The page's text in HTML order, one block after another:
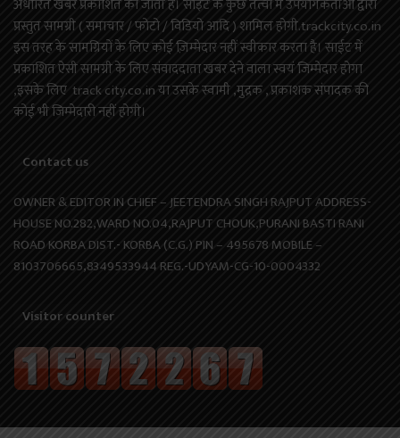
अधारित खबरें प्रकाशित की जाती है। साइट के कुछ तत्वों में उपयोगकर्ताओं द्वारा
प्रस्तुत सामग्री ( समाचार / फोटो / विडियो आदि ) शामिल होगी.trackcity.co.in
इस तरह के सामग्रियों के लिए कोई ज़िम्मेदार नहीं स्वीकार करता है। साईट में
प्रकाशित ऐसी सामग्री के लिए संवाददाता खबर देने वाला स्वयं जिम्मेदार होगा
,इसके लिए track city.co.in या उसके स्वामी ,मुद्रक , प्रकाशक संपादक की
कोई भी जिम्मेदारी नहीं होगी।
Contact us
OWNER & EDITOR IN CHIEF – JEETENDRA SINGH RAJPUT ADDRESS-
HOUSE NO.282,WARD NO.04,RAJPUT CHOUK,PURANI BASTI RANI
ROAD KORBA DIST.- KORBA (C.G.) PIN – 495678 MOBILE –
8103706665,8349533944 REG.-UDYAM-CG-10-0004332
Visitor counter